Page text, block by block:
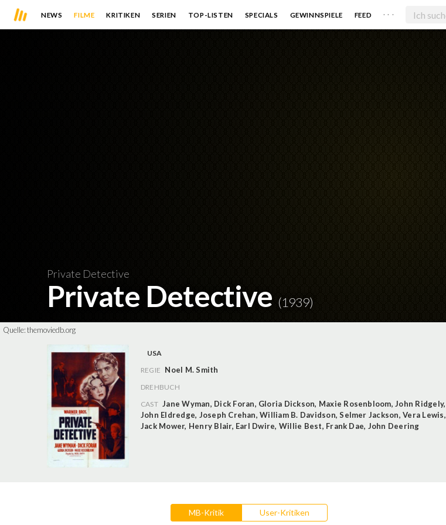
NEWS FILME KRITIKEN SERIEN TOP-LISTEN SPECIALS GEWINNSPIELE FEED . . .
Private Detective
Private Detective (1939)
Quelle:themoviedb.org
USA
REGIE Noel M. Smith
DREHBUCH
CAST Jane Wyman, Dick Foran, Gloria Dickson, Maxie Rosenbloom,John Ridgely,
John Eldredge, Joseph Crehan,William B. Davidson,Selmer Jackson,Vera Lewis,
Jack Mower, Henry Blair, Earl Dwire, Willie Best, Frank Dae, John Deering
MB-Kritik User-Kritiken